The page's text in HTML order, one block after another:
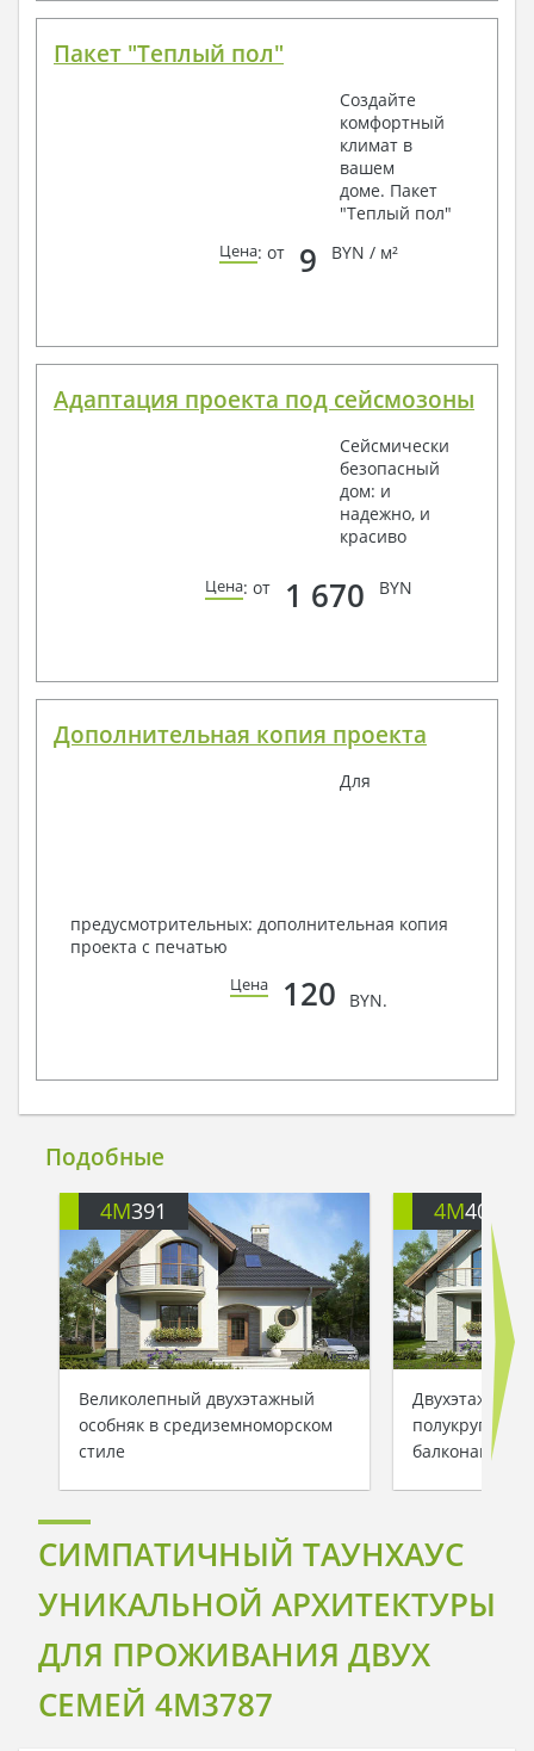
Пакет "Теплый пол"
Создайте
комфортный
климат в
вашем
доме. Пакет
"Теплый пол"
Цена: от 9 BYN / м²
Адаптация проекта под сейсмозоны
Сейсмически
безопасный
дом: и
надежно, и
красиво
Цена: от 1 670 BYN
Дополнительная копия проекта
Для
предусмотрительных: дополнительная копия
проекта с печатью
Цена 120 BYN.
Подобные
4M391
Великолепный двухэтажный
особняк в средиземноморском
стиле
4M401
Двухэтажный
балконами
СИМПАТИЧНЫЙ ТАУНХАУС
УНИКАЛЬНОЙ АРХИТЕКТУРЫ
ДЛЯ ПРОЖИВАНИЯ ДВУХ
СЕМЕЙ 4M3787